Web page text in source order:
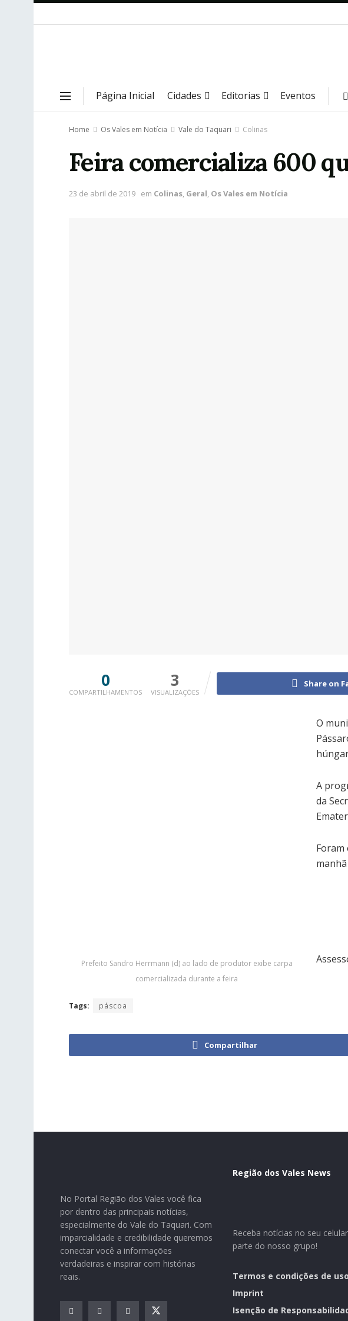
Página Inicial Cidades Editorias Eventos
Home Os Vales em Notícia Vale do Taquari Colinas
Feira comercializa 600
23 de abril de 2019 em Colinas, Geral, Os Vales em Notícia
0
COMPARTILHAMENTOS
3
VISUALIZAÇÕES
Share on
Prefeito Sandro Herrmann (d) ao lado de produtor exibe carpa
comercializada durante a feira
O
A
da
Foram
Tags: páscoa
Compartilhar
No Portal Região dos Vales você fica
por dentro das principais notícias,
especialmente do Vale do Taquari. Com
imparcialidade e credibilidade queremos
conectar você a informações
verdadeiras e inspirar com histórias
reais.
Região dos Vales News
Receba notícias no seu
parte do nosso grupo!
Termos e condições de uso
Imprint
Isenção de